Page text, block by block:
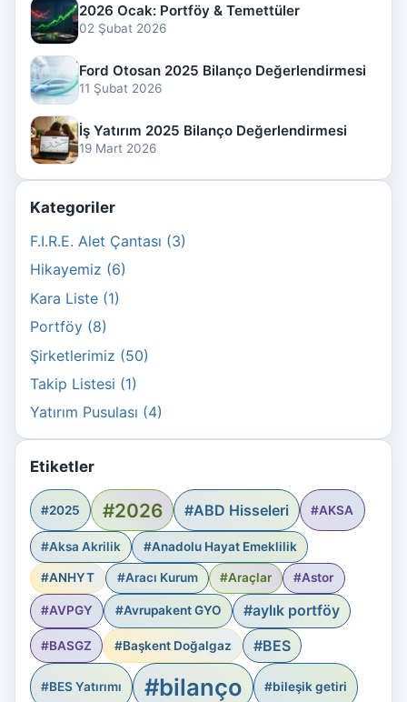
2026 Ocak: Portföy & Temettüler
02 Şubat 2026
Ford Otosan 2025 Bilanço Değerlendirmesi
11 Şubat 2026
İş Yatırım 2025 Bilanço Değerlendirmesi
19 Mart 2026
Kategoriler
F.I.R.E. Alet Çantası (3)
Hikayemiz (6)
Kara Liste (1)
Portföy (8)
Şirketlerimiz (50)
Takip Listesi (1)
Yatırım Pusulası (4)
Etiketler
#2025 #2026 #ABD Hisseleri #AKSA
#Aksa Akrilik #Anadolu Hayat Emeklilik
#ANHYT #Aracı Kurum #Araçlar #Astor
#AVPGY #Avrupakent GYO #aylık portföy
#BASGZ #Başkent Doğalgaz #BES
#BES Yatırımı #bilanço #bileşik getiri